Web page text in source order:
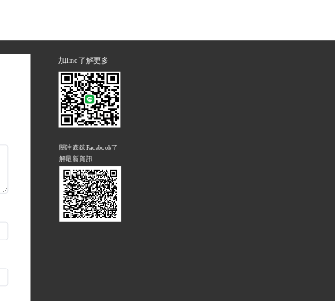
加line了解更多
關注森鋐Facebook了
解最新資訊